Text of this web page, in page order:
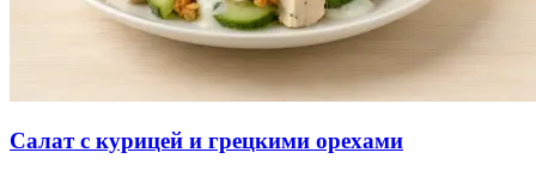
Салат с курицей и грецкими орехами